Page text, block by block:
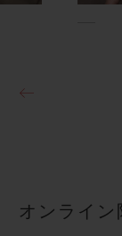
オンライン